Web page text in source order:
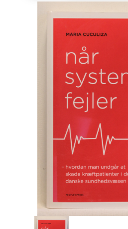
Europa
Fantasy / Sciencefiction
Filosofi
Håndarbejde
Håndværk
Historie
Hobby
Hus / Have
Husdyr
Jagt